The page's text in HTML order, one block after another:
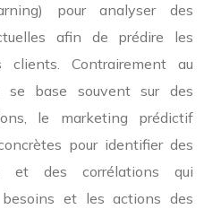
pour analyser des
afin de prédire les
clients. Contrairement au
se base souvent sur des
le marketing prédictif
pour identifier des
et des corrélations qui
et les actions des